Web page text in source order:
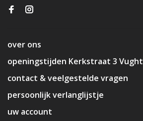
over ons
openingstijden Kerkstraat 3 Vught
contact & veelgestelde vragen
persoonlijk verlanglijstje
uw account